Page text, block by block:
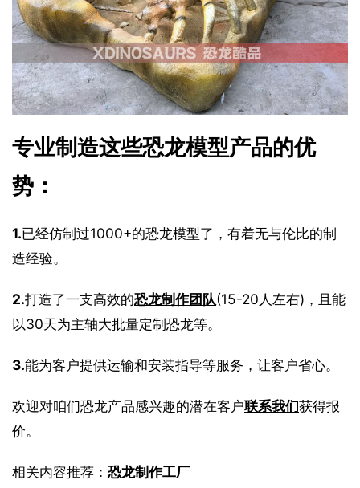
专业制造这些恐龙模型产品的优
势：
1.已经仿制过1000+的恐龙模型了，有着无与伦比的制
造经验。
2.打造了一支高效的恐龙制作团队(15-20人左右)，且能
以30天为主轴大批量定制恐龙等。
3.能为客户提供运输和安装指导等服务，让客户省心。
欢迎对咱们恐龙产品感兴趣的潜在客户联系我们获得报
价。
相关内容推荐： 恐龙制作工厂